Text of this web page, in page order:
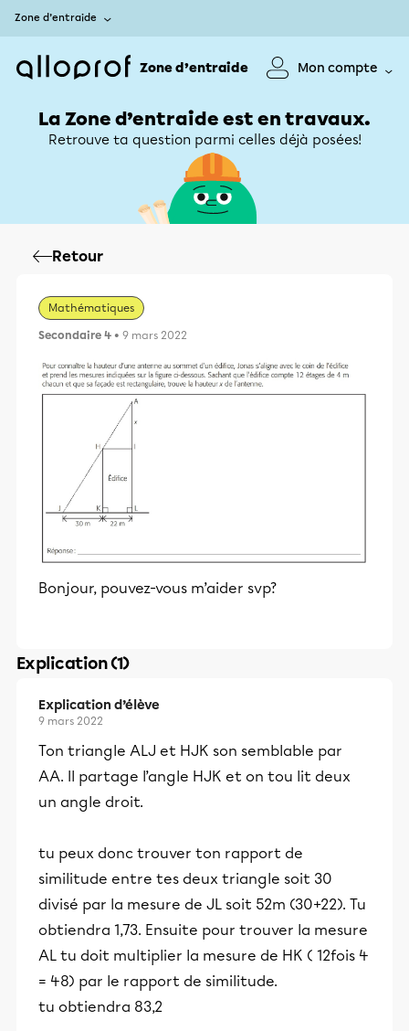
Zone d’entraide
Zone d’entraide Mon compte
La Zone d’entraide est en travaux.
Retrouve ta question parmi celles déjà posées!
Retour
Mathématiques
Secondaire 4 • 9 mars 2022
Bonjour, pouvez-vous m’aider svp?
Explication (1)
Explication d’élève
9 mars 2022
Ton triangle ALJ et HJK son semblable par
AA. Il partage l’angle HJK et on tou lit deux
un angle droit.
tu peux donc trouver ton rapport de
similitude entre tes deux triangle soit 30
divisé par la mesure de JL soit 52m (30+22). Tu
obtiendra 1,73. Ensuite pour trouver la mesure
AL tu doit multiplier la mesure de HK ( 12fois 4
= 48) par le rapport de similitude.
tu obtiendra 83,2